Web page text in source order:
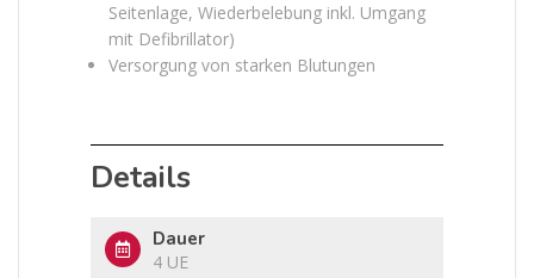
Seitenlage, Wiederbelebung inkl. Umgang
mit Defibrillator)
Versorgung von starken Blutungen
Details
Dauer
4 UE